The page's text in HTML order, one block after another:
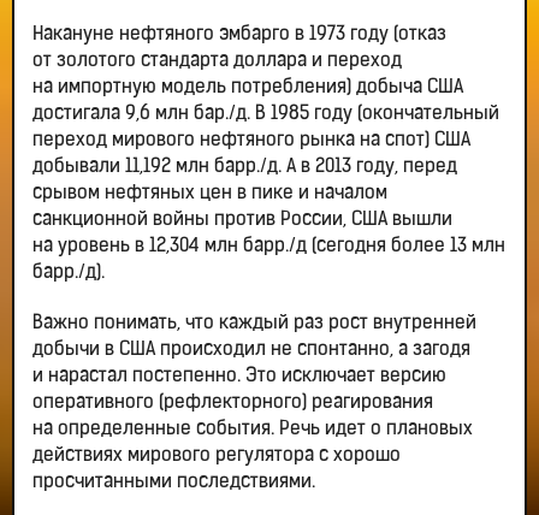
Накануне нефтяного эмбарго в 1973 году (отказ
от золотого стандарта доллара и переход
на импортную модель потребления) добыча США
достигала 9,6 млн бар./д. В 1985 году (окончательный
переход мирового нефтяного рынка на спот) США
добывали 11,192 млн барр./д. А в 2013 году, перед
срывом нефтяных цен в пике и началом
санкционной войны против России, США вышли
на уровень в 12,304 млн барр./д (сегодня более 13 млн
барр./д).
Важно понимать, что каждый раз рост внутренней
добычи в США происходил не спонтанно, а загодя
и нарастал постепенно. Это исключает версию
оперативного (рефлекторного) реагирования
на определенные события. Речь идет о плановых
действиях мирового регулятора с хорошо
просчитанными последствиями.